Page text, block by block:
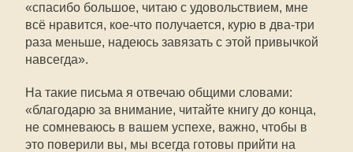
«спасибо большое, читаю с удовольствием, мне
всё нравится, кое-что получается, курю в два-три
раза меньше, надеюсь завязать с этой привычкой
навсегда».
На такие письма я отвечаю общими словами:
«благодарю за внимание, читайте книгу до конца,
не сомневаюсь в вашем успехе, важно, чтобы в
это поверили вы, мы всегда готовы прийти на